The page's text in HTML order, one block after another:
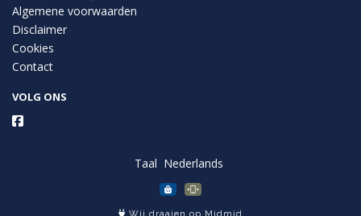
Algemene voorwaarden
Disclaimer
Cookies
Contact
VOLG ONS
Taal